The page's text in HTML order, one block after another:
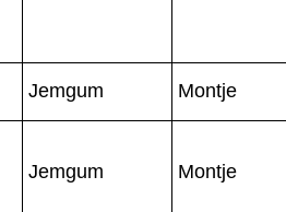
Jemgum Montje
Jemgum Montje